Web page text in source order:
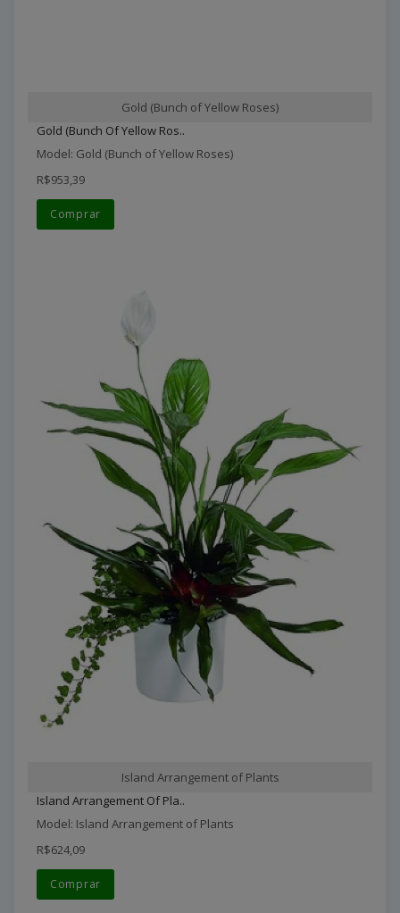
Gold (Bunch of Yellow Roses)
Gold (Bunch Of Yellow Ros..
Model: Gold (Bunch of Yellow Roses)
R$953,39
Comprar
Island Arrangement of Plants
Island Arrangement Of Pla..
Model: Island Arrangement of Plants
R$624,09
Comprar